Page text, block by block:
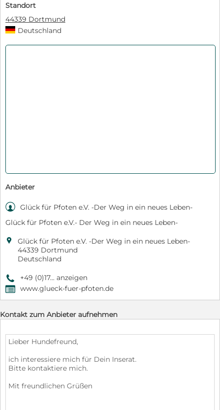
Standort
44339 Dortmund
Deutschland
Anbieter
 Glück für Pfoten e.V. -Der Weg in ein neues Leben-
Glück für Pfoten e.V.- Der Weg in ein neues Leben-

Glück für Pfoten e.V. -Der Weg in ein neues Leben-
44339 Dortmund
Deutschland
9 +49 (0)17... anzeigen
, www.glueck-fuer-pfoten.de
Kontakt zum Anbieter aufnehmen